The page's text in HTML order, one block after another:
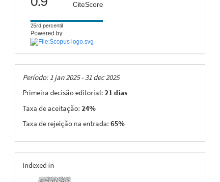
CiteScore
25rd percentil
Powered by
Taxas
Período: 1 jan 2025 - 31 dec 2025
Primeira decisão editorial: 21 dias
Taxa de aceitação: 24%
Taxa de rejeição na entrada: 65%
indexing
Indexed in